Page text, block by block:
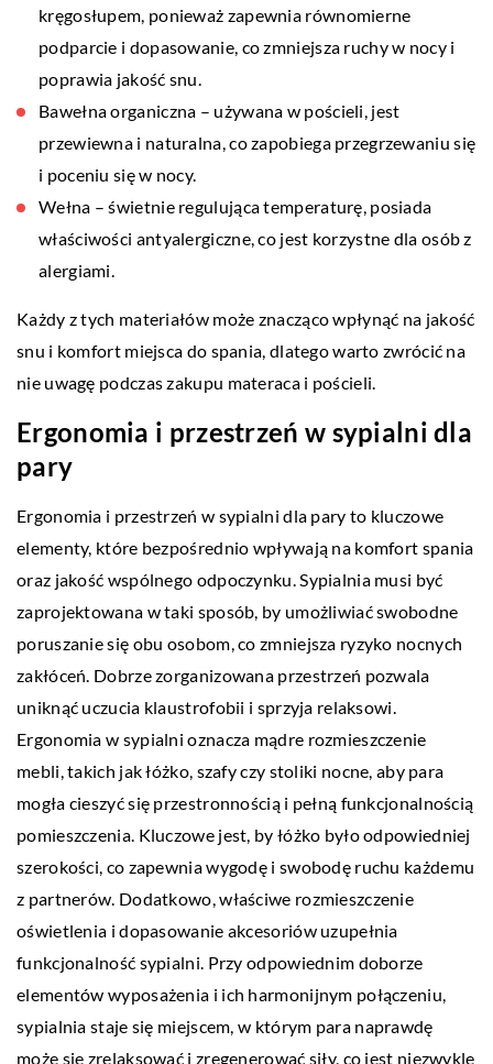
kręgosłupem, ponieważ zapewnia równomierne
podparcie i dopasowanie, co zmniejsza ruchy w nocy i
poprawia jakość snu.
Bawełna organiczna – używana w pościeli, jest
przewiewna i naturalna, co zapobiega przegrzewaniu się
i poceniu się w nocy.
Wełna – świetnie regulująca temperaturę, posiada
właściwości antyalergiczne, co jest korzystne dla osób z
alergiami.
Każdy z tych materiałów może znacząco wpłynąć na jakość
snu i komfort miejsca do spania, dlatego warto zwrócić na
nie uwagę podczas zakupu materaca i pościeli.
Ergonomia i przestrzeń w sypialni dla
pary
Ergonomia i przestrzeń w sypialni dla pary to kluczowe
elementy, które bezpośrednio wpływają na komfort spania
oraz jakość wspólnego odpoczynku. Sypialnia musi być
zaprojektowana w taki sposób, by umożliwiać swobodne
poruszanie się obu osobom, co zmniejsza ryzyko nocnych
zakłóceń. Dobrze zorganizowana przestrzeń pozwala
uniknąć uczucia klaustrofobii i sprzyja relaksowi.
Ergonomia w sypialni oznacza mądre rozmieszczenie
mebli, takich jak łóżko, szafy czy stoliki nocne, aby para
mogła cieszyć się przestronnością i pełną funkcjonalnością
pomieszczenia. Kluczowe jest, by łóżko było odpowiedniej
szerokości, co zapewnia wygodę i swobodę ruchu każdemu
z partnerów. Dodatkowo, właściwe rozmieszczenie
oświetlenia i dopasowanie akcesoriów uzupełnia
funkcjonalność sypialni. Przy odpowiednim doborze
elementów wyposażenia i ich harmonijnym połączeniu,
sypialnia staje się miejscem, w którym para naprawdę
może się zrelaksować i zregenerować siły, co jest niezwykle